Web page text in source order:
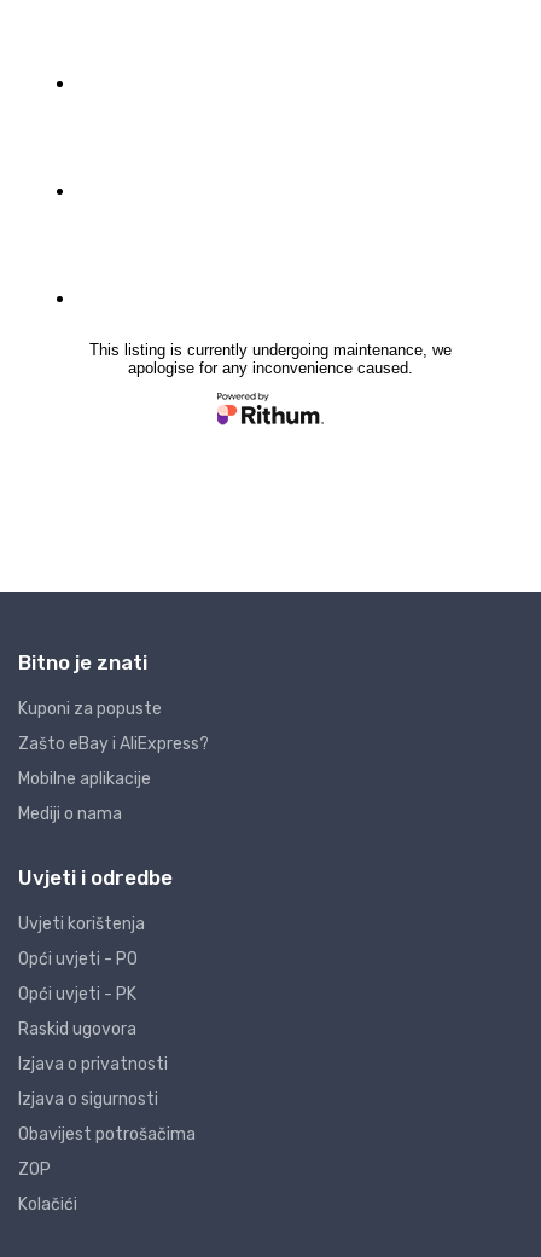
Bitno je znati
Kuponi za popuste
Zašto eBay i AliExpress?
Mobilne aplikacije
Mediji o nama
Uvjeti i odredbe
Uvjeti korištenja
Opći uvjeti - PO
Opći uvjeti - PK
Raskid ugovora
Izjava o privatnosti
Izjava o sigurnosti
Obavijest potrošačima
ZOP
Kolačići